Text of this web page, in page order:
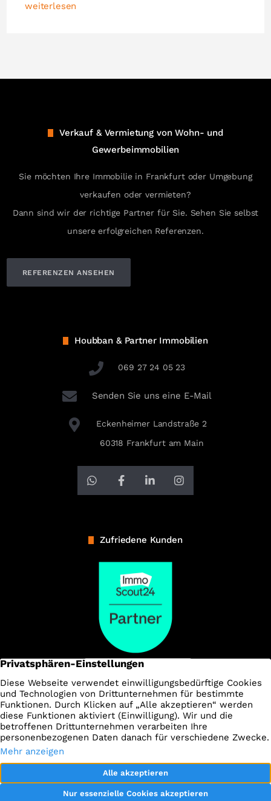
weiterlesen
Verkauf & Vermietung von Wohn- und
Gewerbeimmobilien
Sie möchten Ihre Immobilie in Frankfurt oder Umgebung
verkaufen oder vermieten?
Dann sind wir der richtige Partner für Sie. Sehen Sie selbst
unsere erfolgreichen Referenzen.
REFERENZEN ANSEHEN
Houbban & Partner Immobilien
069 27 24 05 23
Senden Sie uns eine E-Mail
Eckenheimer Landstraße 2
60318 Frankfurt am Main
Zufriedene Kunden
Impressum Datenschutz AGBs Kontakt